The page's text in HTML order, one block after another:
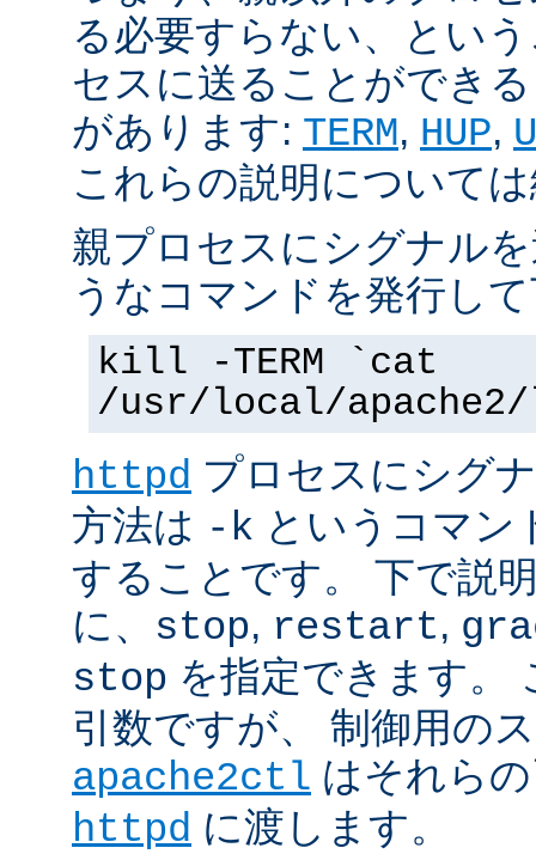
る必要すらない、とい
セスに送ることができ
があります: TERM, HUP,
これらの説明について
親プロセスにシグナル
うなコマンドを発行し
kill -TERM `cat
/usr/local/
httpd プロセスにシグ
方法は -k というコマン
することです。 下で説
に、 stop, restart,
stop を指定できます。
引数ですが、 制御用の
apache2ctl はそれら
httpd に渡します。